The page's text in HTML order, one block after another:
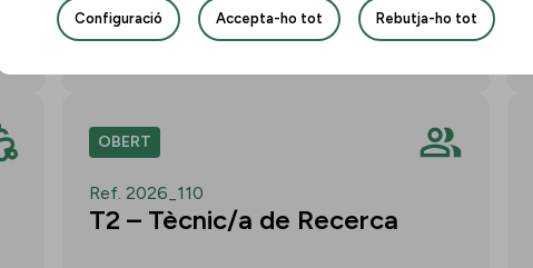
d’agost de 2026, 15.00 h.
OBERT
Ref. 2026_110
T2 – Tècnic/a de Recerca
Configuració Accepta-ho tot Rebutja-ho tot